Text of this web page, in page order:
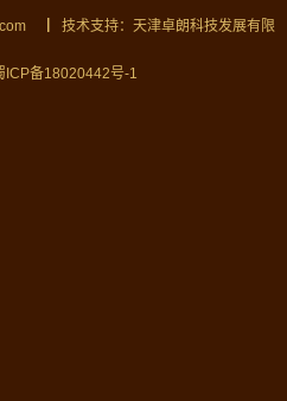
技术支持：天津卓朗科技发展有限
ICP备18020442号-1